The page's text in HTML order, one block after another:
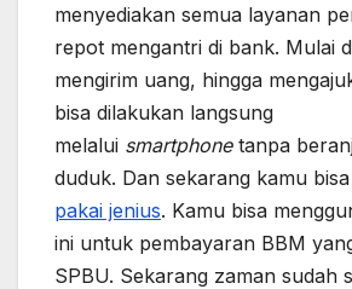
menyediakan semua layanan
repot mengantri di bank. Mulai
mengirim uang, hingga
bisa dilakukan langsung
melalui smartphonetanpa
duduk. Dan sekarang kamu
pakai jenius. Kamu bisa
ini untuk pembayaran BBM
SPBU. Sekarang zaman sudah